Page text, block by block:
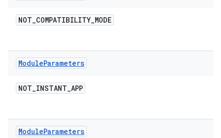
NOT_COMPATIBILITY_MODE
ModuleParameters
NOT_INSTANT_APP
ModuleParameters